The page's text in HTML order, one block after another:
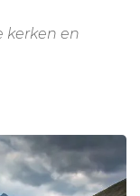
kerken en
en proef de